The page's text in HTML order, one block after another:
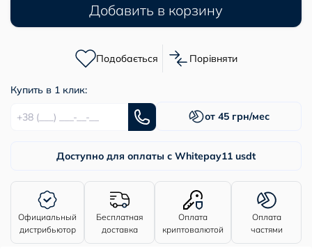
Добавить в корзину
Подобається Порівняти
Купить в 1 клик:
от 45 грн/мес
Доступно для оплаты с Whitepay11 usdt
Официальный
дистрибьютор
Бесплатная
доставка
Оплата
криптовалютой
Оплата
частями